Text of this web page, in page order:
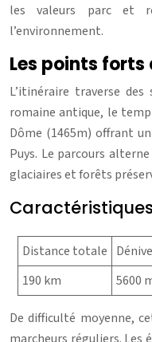
les valeurs parc et
l’environnement.
Les points
L’itinéraire traverse
romaine antique, le
Dôme (1465m) offrant
Puys. Le parcours
glaciaires et forêts
Distance totale
190 km
5600
De difficulté moyenne,